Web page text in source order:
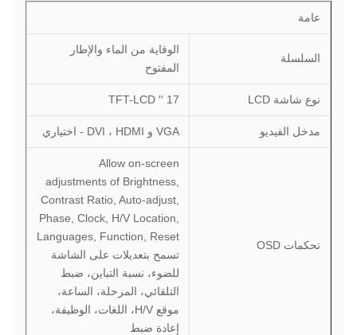
عامة
السلسلة
الوقاية من الماء والإطار
المفتوح
نوع شاشة LCD 17 ′′ TFT-LCD
مدخل الفيديو VGA و DVI ، HDMI - اختياري
تحكمات OSD
Allow on-screen
adjustments of Brightness,
Contrast Ratio, Auto-adjust,
Phase, Clock, H/V Location,
Languages, Function, Reset
تسمح بتعديلات على الشاشة
للضوء، نسبة التباين، ضبط
التلقائي، المرحلة، الساعة،
موقع H/V، اللغات، الوظيفة،
إعادة ضبط